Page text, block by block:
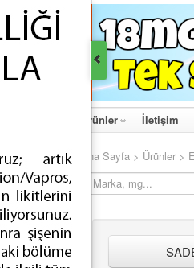
Ürünler İletişim
Ana Sayfa > Ürünler >